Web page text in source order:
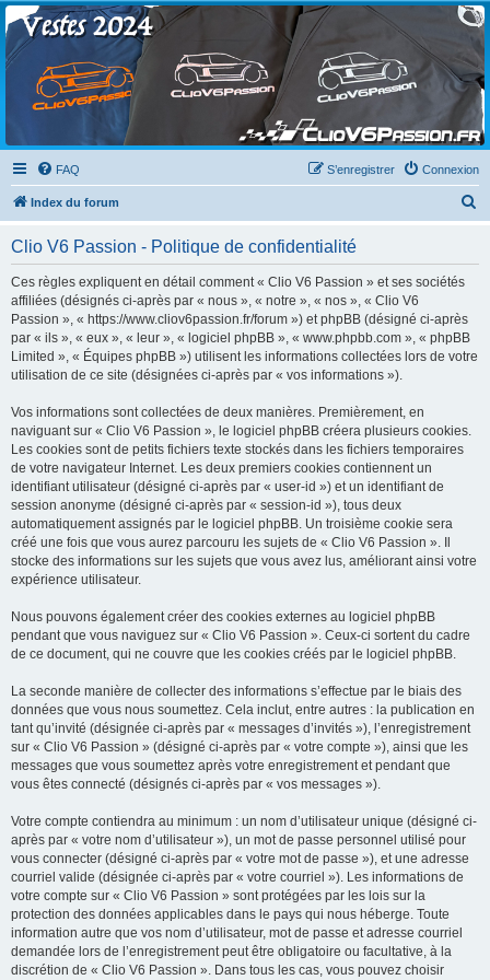
Clio V6 Passion
Le site français des passionnés de Clio V6
FAQ Connexion
S’enregistrer
Index du forum
Clio V6 Passion - Politique de confidentialité
Ces règles expliquent en détail comment « Clio V6 Passion » et ses sociétés
affiliées (désignés ci-après par « nous », « notre », « nos », « Clio V6
Passion », « https://www.cliov6passion.fr/forum ») et phpBB (désigné ci-après
par « ils », « eux », « leur », « logiciel phpBB », « www.phpbb.com », « phpBB
Limited », « Équipes phpBB ») utilisent les informations collectées lors de votre
utilisation de ce site (désignées ci-après par « vos informations »).
Vos informations sont collectées de deux manières. Premièrement, en
naviguant sur « Clio V6 Passion », le logiciel phpBB créera plusieurs cookies.
Les cookies sont de petits fichiers texte stockés dans les fichiers temporaires
de votre navigateur Internet. Les deux premiers cookies contiennent un
identifiant utilisateur (désigné ci-après par « user-id ») et un identifiant de
session anonyme (désigné ci-après par « session-id »), tous deux
automatiquement assignés par le logiciel phpBB. Un troisième cookie sera
créé une fois que vous aurez parcouru les sujets de « Clio V6 Passion ». Il
stocke des informations sur les sujets que vous avez lus, améliorant ainsi votre
expérience utilisateur.
Nous pouvons également créer des cookies externes au logiciel phpBB
pendant que vous naviguez sur « Clio V6 Passion ». Ceux-ci sortent du cadre
de ce document, qui ne couvre que les cookies créés par le logiciel phpBB.
La seconde manière de collecter des informations s’effectue par le biais des
données que vous nous soumettez. Cela inclut, entre autres : la publication en
tant qu’invité (désignée ci-après par « messages d’invités »), l’enregistrement
sur « Clio V6 Passion » (désigné ci-après par « votre compte »), ainsi que les
messages que vous soumettez après votre enregistrement et pendant que
vous êtes connecté (désignés ci-après par « vos messages »).
Votre compte contiendra au minimum : un nom d’utilisateur unique (désigné ci-
après par « votre nom d’utilisateur »), un mot de passe personnel utilisé pour
vous connecter (désigné ci-après par « votre mot de passe »), et une adresse
courriel valide (désignée ci-après par « votre courriel »). Les informations de
votre compte sur « Clio V6 Passion » sont protégées par les lois sur la
protection des données applicables dans le pays qui nous héberge. Toute
information autre que vos nom d’utilisateur, mot de passe et adresse courriel
demandée lors de l’enregistrement peut être obligatoire ou facultative, à la
discrétion de « Clio V6 Passion ». Dans tous les cas, vous pouvez choisir